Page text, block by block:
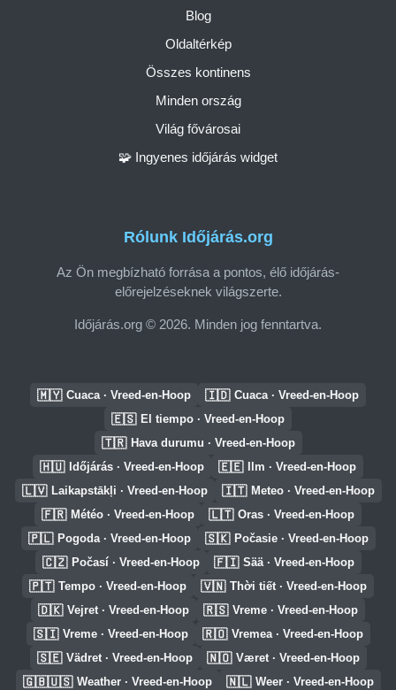
Rólunk Időjárás.org
Az Ön megbízható forrása a pontos, élő időjárás-
előrejelzéseknek világszerte.
Időjárás.org © 2026. Minden jog fenntartva.
Blog
Oldaltérkép
Összes kontinens
Minden ország
Világ fővárosai
🧩 Ingyenes időjárás widget
🇲🇾 Cuaca · Vreed-en-Hoop 🇮🇩 Cuaca · Vreed-en-Hoop
🇪🇸 El tiempo · Vreed-en-Hoop
🇹🇷 Hava durumu · Vreed-en-Hoop
🇭🇺 Időjárás · Vreed-en-Hoop 🇪🇪 Ilm · Vreed-en-Hoop
🇱🇻 Laikapstākļi · Vreed-en-Hoop 🇮🇹 Meteo · Vreed-en-Hoop
🇫🇷 Météo · Vreed-en-Hoop 🇱🇹 Oras · Vreed-en-Hoop
🇵🇱 Pogoda · Vreed-en-Hoop 🇸🇰 Počasie · Vreed-en-Hoop
🇨🇿 Počasí · Vreed-en-Hoop 🇫🇮 Sää · Vreed-en-Hoop
🇵🇹 Tempo · Vreed-en-Hoop 🇻🇳 Thời tiết · Vreed-en-Hoop
🇩🇰 Vejret · Vreed-en-Hoop 🇷🇸 Vreme · Vreed-en-Hoop
🇸🇮 Vreme · Vreed-en-Hoop 🇷🇴 Vremea · Vreed-en-Hoop
🇸🇪 Vädret · Vreed-en-Hoop 🇳🇴 Været · Vreed-en-Hoop
🇬🇧🇺🇸 Weather · Vreed-en-Hoop 🇳🇱 Weer · Vreed-en-Hoop